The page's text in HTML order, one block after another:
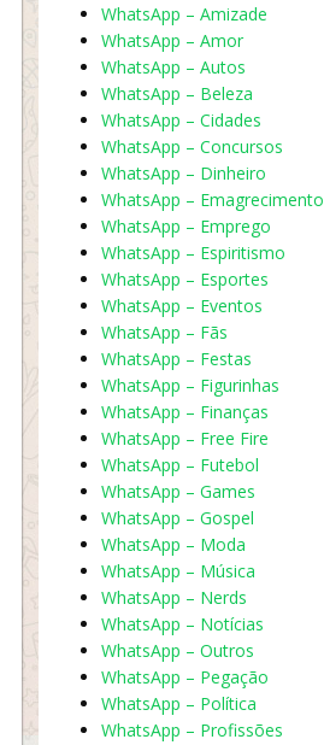
WhatsApp – Amizade
WhatsApp – Amor
WhatsApp – Autos
WhatsApp – Beleza
WhatsApp – Cidades
WhatsApp – Concursos
WhatsApp – Dinheiro
WhatsApp – Emagrecimento
WhatsApp – Emprego
WhatsApp – Espiritismo
WhatsApp – Esportes
WhatsApp – Eventos
WhatsApp – Fãs
WhatsApp – Festas
WhatsApp – Figurinhas
WhatsApp – Finanças
WhatsApp – Free Fire
WhatsApp – Futebol
WhatsApp – Games
WhatsApp – Gospel
WhatsApp – Moda
WhatsApp – Música
WhatsApp – Nerds
WhatsApp – Notícias
WhatsApp – Outros
WhatsApp – Pegação
WhatsApp – Política
WhatsApp – Profissões